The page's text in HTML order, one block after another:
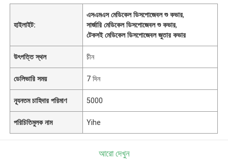
হাইলাইট:
এসএমএস মেডিকেল ডিসপোজেবল শু কভার,
সার্জারি মেডিকেল ডিসপোজেবল শু কভার,
টেকসই মেডিকেল ডিসপোজেবল জুতার কভার
উৎপত্তি স্থল চীন
ডেলিভারি সময় 7 দিন
ন্যূনতম চাহিদার পরিমাণ 5000
পরিচিতিমুলক নাম Yihe
আরো দেখুন